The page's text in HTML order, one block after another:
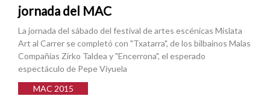
jornada del MAC
La jornada del sábado del festival de artes escénicas Mislata
Art al Carrer se completó con "Txatarra", de los bilbainos Malas
Compañías Zirko Taldea y "Encerrona", el esperado
espectáculo de Pepe Viyuela
MAC 2015